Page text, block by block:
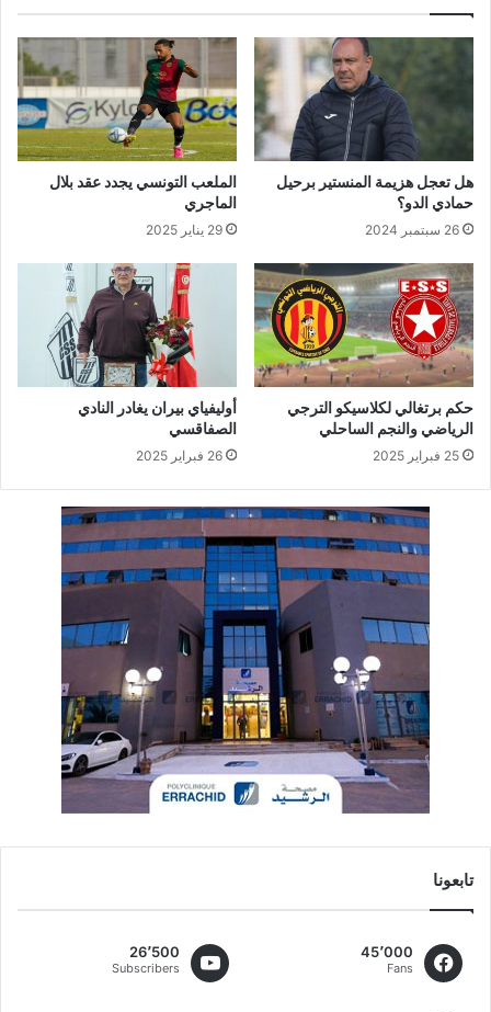
هل تعجل هزيمة المنستير برحيل
حمادي الدو؟
26 سبتمبر 2024
الملعب التونسي يجدد عقد بلال
الماجري
29 يناير 2025
حكم برتغالي لكلاسيكو الترجي
الرياضي والنجم الساحلي
25 فبراير 2025
أوليفياي بيران يغادر النادي
الصفاقسي
26 فبراير 2025
تابعونا
45٬000
Fans
26٬500
Subscribers